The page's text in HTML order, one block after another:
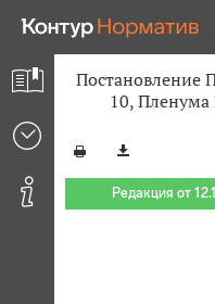
Постановление
10,
Редакция от